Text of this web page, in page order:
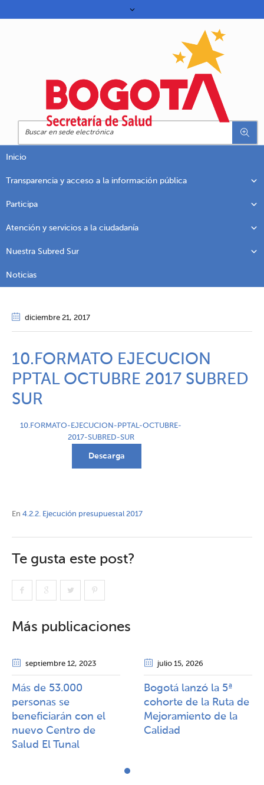
Inicio
Transparencia y acceso a la información pública
Participa
Atención y servicios a la ciudadanía
Nuestra Subred Sur
Noticias
diciembre 21, 2017
10.FORMATO EJECUCION
PPTAL OCTUBRE 2017 SUBRED
SUR
10.FORMATO-EJECUCION-PPTAL-OCTUBRE-
2017-SUBRED-SUR
Descarga
En 4.2.2. Ejecución presupuestal 2017
Te gusta este post?
Más publicaciones
septiembre 12, 2023
Más de 53.000
personas se
beneficiarán con el
nuevo Centro de
Salud El Tunal
julio 15, 2026
Bogotá lanzó la 5ª
cohorte de la Ruta de
Mejoramiento de la
Calidad​​